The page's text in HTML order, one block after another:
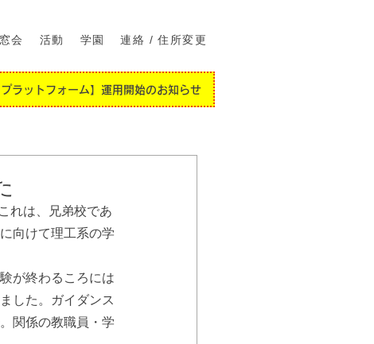
会 活動 学園 連絡 / 住所変更
プラットフォーム】運用開始のお知らせ
れは、兄弟校であ
向けて理工系の学
が終わるころには
した。ガイダンス
関係の教職員・学